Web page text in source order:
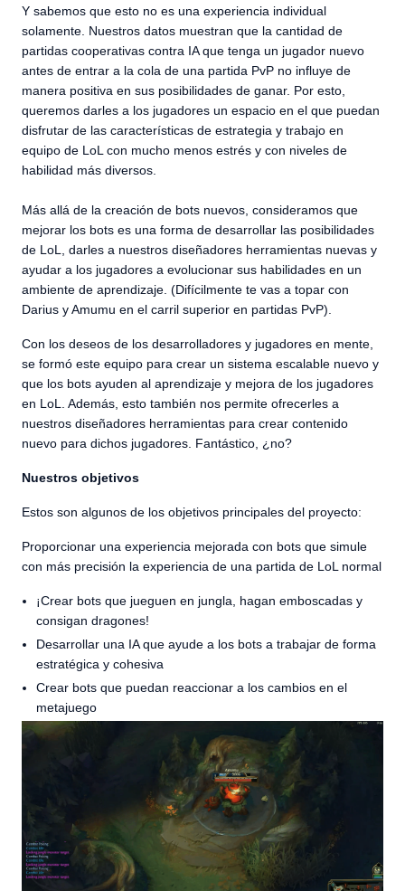
Y sabemos que esto no es una experiencia individual
solamente. Nuestros datos muestran que la cantidad de
partidas cooperativas contra IA que tenga un jugador nuevo
antes de entrar a la cola de una partida PvP no influye de
manera positiva en sus posibilidades de ganar. Por esto,
queremos darles a los jugadores un espacio en el que puedan
disfrutar de las características de estrategia y trabajo en
equipo de LoL con mucho menos estrés y con niveles de
habilidad más diversos.
Más allá de la creación de bots nuevos, consideramos que
mejorar los bots es una forma de desarrollar las posibilidades
de LoL, darles a nuestros diseñadores herramientas nuevas y
ayudar a los jugadores a evolucionar sus habilidades en un
ambiente de aprendizaje. (Difícilmente te vas a topar con
Darius y Amumu en el carril superior en partidas PvP).
Con los deseos de los desarrolladores y jugadores en mente,
se formó este equipo para crear un sistema escalable nuevo y
que los bots ayuden al aprendizaje y mejora de los jugadores
en LoL. Además, esto también nos permite ofrecerles a
nuestros diseñadores herramientas para crear contenido
nuevo para dichos jugadores. Fantástico, ¿no?
Nuestros objetivos
Estos son algunos de los objetivos principales del proyecto:
Proporcionar una experiencia mejorada con bots que simule
con más precisión la experiencia de una partida de LoL normal
¡Crear bots que jueguen en jungla, hagan emboscadas y
consigan dragones!
Desarrollar una IA que ayude a los bots a trabajar de forma
estratégica y cohesiva
Crear bots que puedan reaccionar a los cambios en el
metajuego